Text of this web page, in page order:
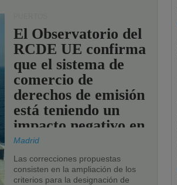
El Observatorio del
RCDE UE confirma
que el sistema de
comercio de
derechos de emisión
está teniendo un
impacto negativo en
los puertos de la
UE.
Madrid
Las correcciones propuestas
consisten en la ampliación de los
criterios para la designación de